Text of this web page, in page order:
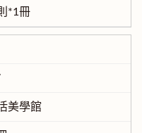
*1冊
美學館